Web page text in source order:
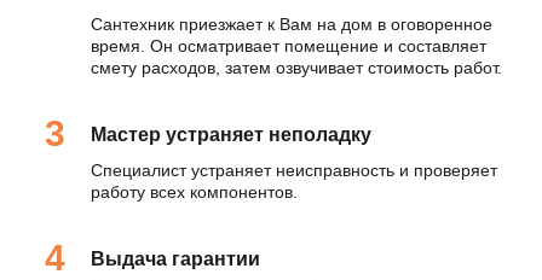
Сантехник приезжает к Вам на дом в оговоренное
время. Он осматривает помещение и составляет
смету расходов, затем озвучивает стоимость работ.
Мастер устраняет неполадку
Специалист устраняет неисправность и проверяет
работу всех компонентов.
Выдача гарантии